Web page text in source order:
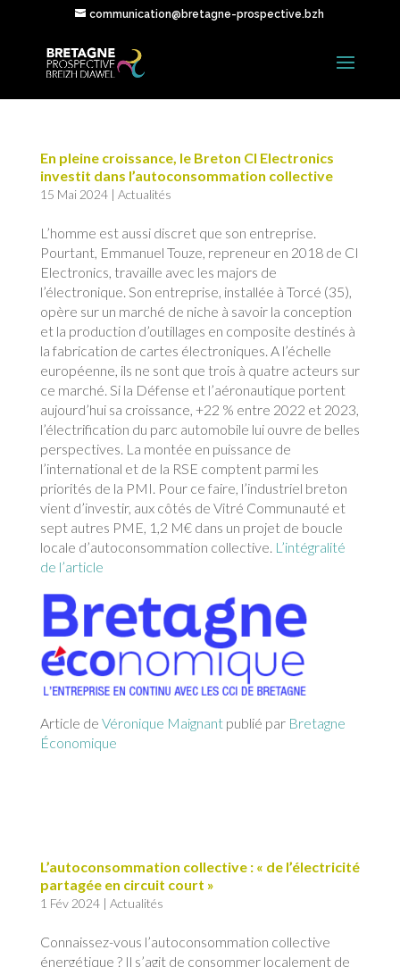
communication@bretagne-prospective.bzh
En pleine croissance, le Breton CI Electronics
investit dans l’autoconsommation collective
15 Mai 2024| Actualités
L’homme est aussi discret que son entreprise.
Pourtant, Emmanuel Touze, repreneur en 2018 de CI
Electronics, travaille avec les majors de
l’électronique. Son entreprise, installée à Torcé (35),
opère sur un marché de niche à savoir la conception
et la production d’outillages en composite destinés à
la fabrication de cartes électroniques. A l’échelle
européenne, ils ne sont que trois à quatre acteurs sur
ce marché. Si la Défense et l’aéronautique portent
aujourd’hui sa croissance, +22 % entre 2022 et 2023,
l’électrification du parc automobile lui ouvre de belles
perspectives. La montée en puissance de
l’international et de la RSE comptent parmi les
priorités de la PMI. Pour ce faire, l’industriel breton
vient d’investir, aux côtés de Vitré Communauté et
sept autres PME, 1,2 M€ dans un projet de boucle
locale d’autoconsommation collective. L’intégralité
de l’article
Article de Véronique Maignantpublié par Bretagne
Économique
L’autoconsommation collective : « de l’électricité
partagée en circuit court »
1 Fév 2024| Actualités
Connaissez-vous l’autoconsommation collective
énergétique ? Il s’agit de consommer localement de